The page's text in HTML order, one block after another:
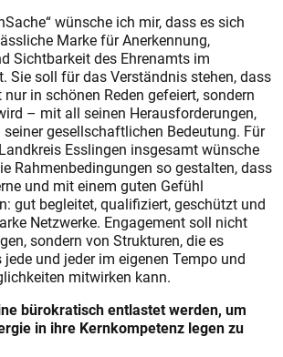
wünsche ich mir, dass es sich
Marke für Anerkennung,
Sichtbarkeit des Ehrenamts im
Sie soll für das Verständnis stehen, dass
in schönen Reden gefeiert, sondern
– mit all seinen Herausforderungen,
gesellschaftlichen Bedeutung. Für
Esslingen insgesamt wünsche
Rahmenbedingungen so gestalten, dass
und mit einem guten Gefühl
gut begleitet, qualifiziert, geschützt und
Netzwerke. Engagement soll nicht
sondern von Strukturen, die es
und jeder im eigenen Tempo und
mitwirken kann.
bürokratisch entlastet werden, um
in ihre Kernkompetenz legen zu